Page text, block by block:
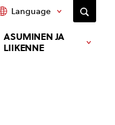
ASUMINEN JA
LIIKENNE
Language